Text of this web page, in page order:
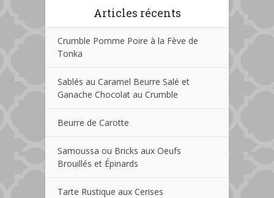
Articles récents
Crumble Pomme Poire à la Fève de
Tonka
Sablés au Caramel Beurre Salé et
Ganache Chocolat au Crumble
Beurre de Carotte
Samoussa ou Bricks aux Oeufs
Brouillés et Épinards
Tarte Rustique aux Cerises